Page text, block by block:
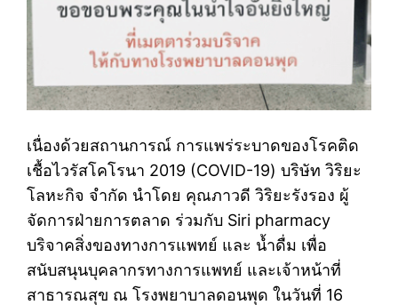
เนื่องด้วยสถานการณ์ การแพร่ระบาดของโรคติด
เชื้อไวรัสโคโรนา 2019 (COVID-19) บริษัท วิริยะ
โลหะกิจ จำกัด นำโดย คุณภาวดี วิริยะรังรอง ผู้
จัดการฝ่ายการตลาด ร่วมกับ Siri pharmacy
บริจาคสิ่งของทางการแพทย์ และ น้ำดื่ม เพื่อ
สนับสนุนบุคลากรทางการแพทย์ และเจ้าหน้าที่
สาธารณสุข ณ โรงพยาบาลดอนพุด ในวันที่ 16